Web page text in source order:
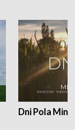
Dni Pola